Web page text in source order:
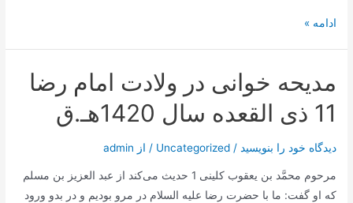
روز
ادامه »
مدیحه خوانی در ولادت امام رضا
11 ذی القعده سال 1420هـ.ق
دیدگاه‌ خود را بنویسید /
Uncategorized / از admin
مرحوم محمَّد بن يعقوب كلينى 1 حديث مى‌كند از عبد العزيز بن مسلم
كه او گفت: ما با حضرت رضا علیه السلام در مرو بوديم و در بدو ورود